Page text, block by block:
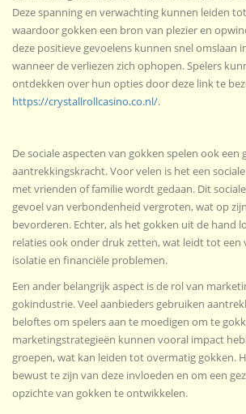
Deze spanning en verwachting kunnen leiden
waardoor gokken een bron van plezier en
deze positieve gevoelens kunnen snel omslaan
wanneer de verliezen zich ophopen. Spelers
ontdekken over hun opties door deze link te
https://crystallrollcasino.co.nl/.
De sociale aspecten van gokken spelen ook een
aantrekkingskracht. Voor velen is het een
met vrienden of familie wordt gedaan. Dit
gevoel van verbondenheid vergroten, wat op
bevorderen. Echter, als het gokken uit de hand
relaties ook onder druk zetten, wat leidt tot een
isolatie en financiële problemen.
Een ander belangrijk aspect is de rol van
gokindustrie. Veel aanbieders gebruiken
beloftes om spelers aan te moedigen om te
marketingstrategieën kunnen vooral impact
groepen, wat kan leiden tot overmatig gokken.
bewust te zijn van deze invloeden en om een
opzichte van gokken te ontwikkelen.